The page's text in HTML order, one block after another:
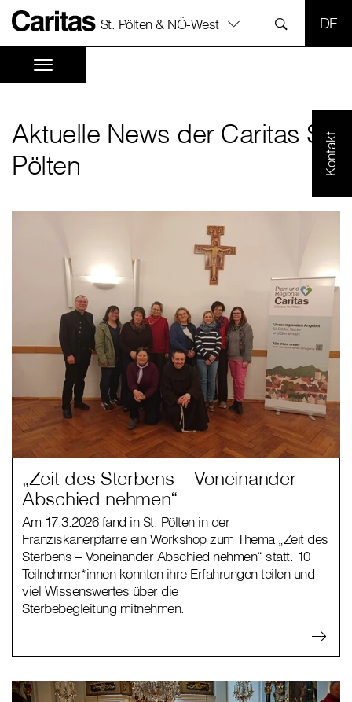
St. Pölten & NÖ-West
Kontakt
Aktuelle News der Caritas St.
Pölten
„Zeit des Sterbens – Voneinander
Abschied nehmen“
Am 17.3.2026 fand in St. Pölten in der
Franziskanerpfarre ein Workshop zum Thema „Zeit des
Sterbens – Voneinander Abschied nehmen“ statt. 10
Teilnehmer*innen konnten ihre Erfahrungen teilen und
viel Wissenswertes über die
Sterbebegleitung mitnehmen.